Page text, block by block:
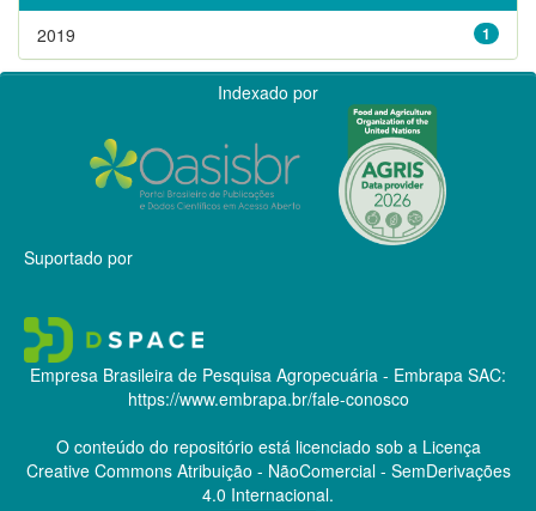
1
2019
Indexado por
Suportado por
Empresa Brasileira de Pesquisa Agropecuária - Embrapa SAC:
https://www.embrapa.br/fale-conosco
O conteúdo do repositório está licenciado sob a Licença
Creative CommonsAtribuição - NãoComercial - SemDerivações
4.0 Internacional.